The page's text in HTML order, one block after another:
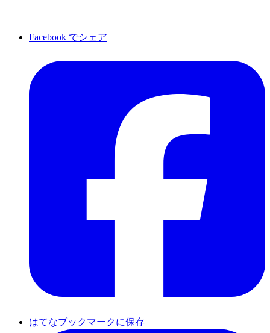
Facebook でシェア
はてなブックマークに保存